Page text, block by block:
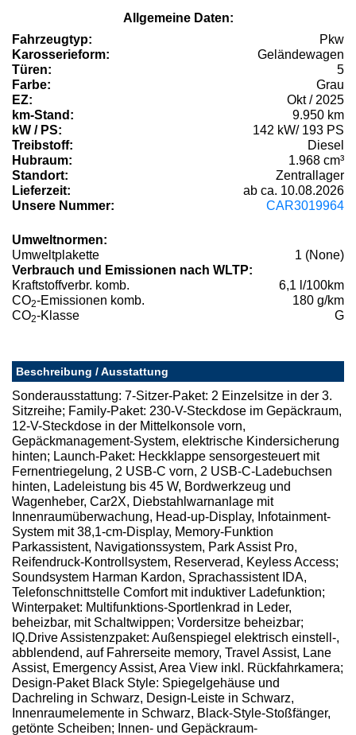
Allgemeine Daten:
Fahrzeugtyp:
Pkw
Karosserieform:
Geländewagen
Türen:
5
Farbe:
Grau
EZ:
Okt / 2025
km-Stand:
9.950 km
kW / PS:
142 kW/ 193 PS
Treibstoff:
Diesel
Hubraum:
1.968 cm³
Standort:
Zentrallager
Lieferzeit:
ab ca. 10.08.2026
Unsere Nummer:
CAR3019964
Umweltnormen:
Umweltplakette
1 (None)
Verbrauch und Emissionen nach WLTP:
Kraftstoffverbr. komb.
6,1 l/100km
CO2-Emissionen komb.
180 g/km
CO2-Klasse G
Beschreibung / Ausstattung
Sonderausstattung: 7-Sitzer-Paket: 2 Einzelsitze in der 3.
Sitzreihe; Family-Paket: 230-V-Steckdose im Gepäckraum,
12-V-Steckdose in der Mittelkonsole vorn,
Gepäckmanagement-System, elektrische Kindersicherung
hinten; Launch-Paket: Heckklappe sensorgesteuert mit
Fernentriegelung, 2 USB-C vorn, 2 USB-C-Ladebuchsen
hinten, Ladeleistung bis 45 W, Bordwerkzeug und
Wagenheber, Car2X, Diebstahlwarnanlage mit
Innenraumüberwachung, Head-up-Display, Infotainment-
System mit 38,1-cm-Display, Memory-Funktion
Parkassistent, Navigationssystem, Park Assist Pro,
Reifendruck-Kontrollsystem, Reserverad, Keyless Access;
Soundsystem Harman Kardon, Sprachassistent IDA,
Telefonschnittstelle Comfort mit induktiver Ladefunktion;
Winterpaket: Multifunktions-Sportlenkrad in Leder,
beheizbar, mit Schaltwippen; Vordersitze beheizbar;
IQ.Drive Assistenzpaket: Außenspiegel elektrisch einstell-,
abblendend, auf Fahrerseite memory, Travel Assist, Lane
Assist, Emergency Assist, Area View inkl. Rückfahrkamera;
Design-Paket Black Style: Spiegelgehäuse und
Dachreling in Schwarz, Design-Leiste in Schwarz,
Innenraumelemente in Schwarz, Black-Style-Stoßfänger,
getönte Scheiben; Innen- und Gepäckraum-